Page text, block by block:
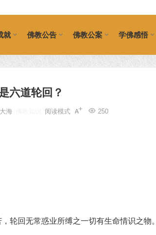
就 佛教公告 佛教公案 学佛感悟
六道轮回？
海 250
阅读模式
轮回无常惑业所缚之一切有生命情识之物。